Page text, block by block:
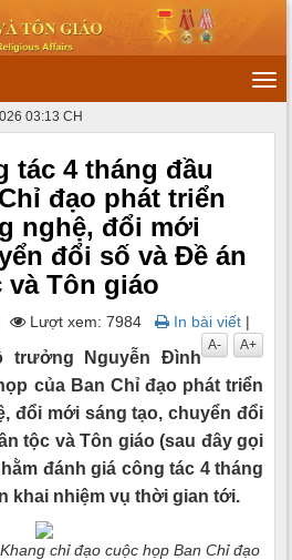
03:13 CH
tác 4 tháng đầu
đạo phát triển
nghệ, đổi mới
đổi số và Đề án
và Tôn giáo
Lượt xem: 7984 In bài viết |
A+
A-
trưởng Nguyễn Đình
của Ban Chỉ đạo phát triển
đổi mới sáng tạo, chuyển đổi
tộc và Tôn giáo (sau đây gọi
đánh giá công tác 4 tháng
khai nhiệm vụ thời gian tới.
chỉ đạo cuộc họp Ban Chỉ đạo